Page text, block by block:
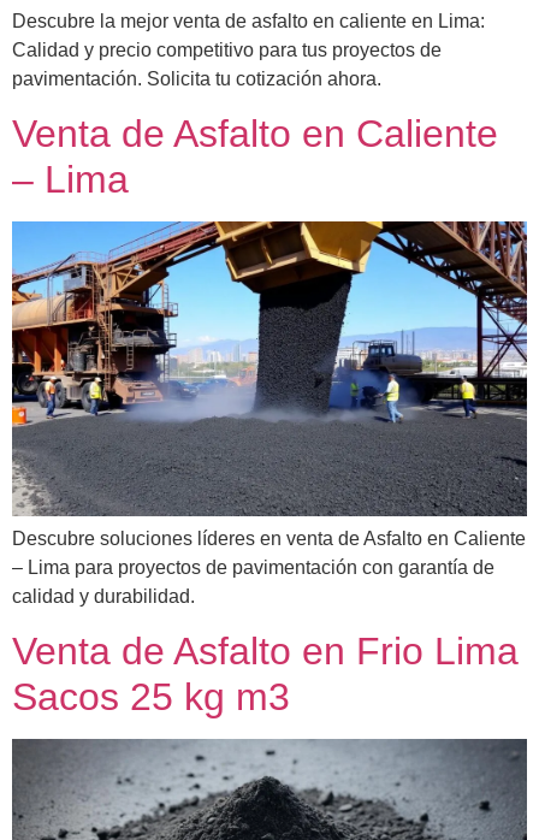
Descubre la mejor venta de asfalto en caliente en Lima:
Calidad y precio competitivo para tus proyectos de
pavimentación. Solicita tu cotización ahora.
Venta de Asfalto en Caliente
– Lima
Descubre soluciones líderes en venta de Asfalto en Caliente
– Lima para proyectos de pavimentación con garantía de
calidad y durabilidad.
Venta de Asfalto en Frio Lima
Sacos 25 kg m3